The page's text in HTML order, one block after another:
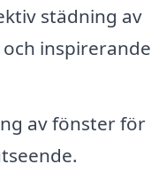
städning av
inspirerande
av fönster för